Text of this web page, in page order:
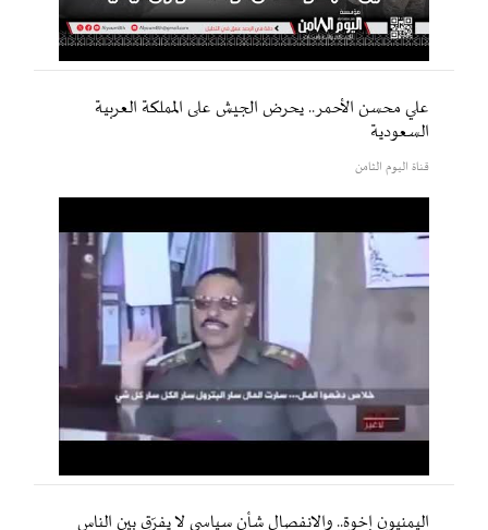
علي محسن الأحمر.. يحرض الجيش على المملكة العربية
السعودية
قناة اليوم الثامن
اليمنيون إخوة.. والانفصال شأن سياسي لا يفرّق بين الناس